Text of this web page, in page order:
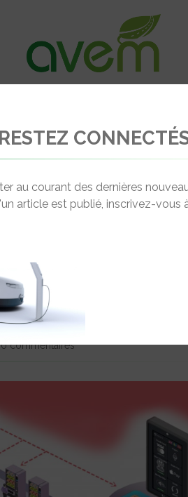
LA RECHARGE
commentaires
RESTEZ
au courant des dernières
article est publié, inscrivez-vous